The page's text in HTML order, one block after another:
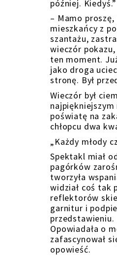
później. Kiedyś.”
– Mamo
mieszkańcy z
szantażu,
wieczór
ten moment.
jako droga
stronę. Był
Wieczór był
poświatę na
chłopcu dwa
„Każdy młody
Spektakl miał
pagórków
tworzyła
widział coś tak
reflektorów
garnitur i
przedstawieniu.
Opowiadała o
zafascynował
opowieść.